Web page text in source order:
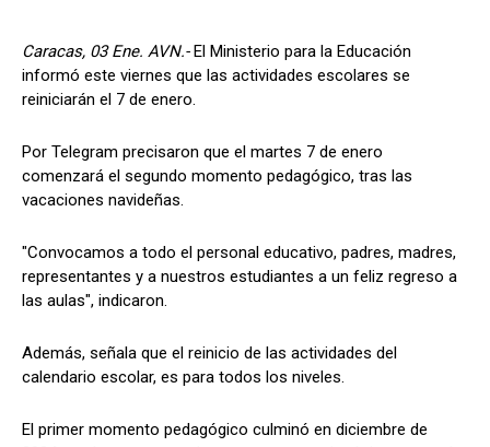
Caracas, 03 Ene. AVN.-El Ministerio para la Educación
informó este viernes que las actividades escolares se
reiniciarán el 7 de enero.
Por Telegram precisaron que el martes 7 de enero
comenzará el segundo momento pedagógico, tras las
vacaciones navideñas.
"Convocamos a todo el personal educativo, padres, madres,
representantes y a nuestros estudiantes a un feliz regreso a
las aulas", indicaron.
Además, señala que el reinicio de las actividades del
calendario escolar, es para todos los niveles.
El primer momento pedagógico culminó en diciembre de